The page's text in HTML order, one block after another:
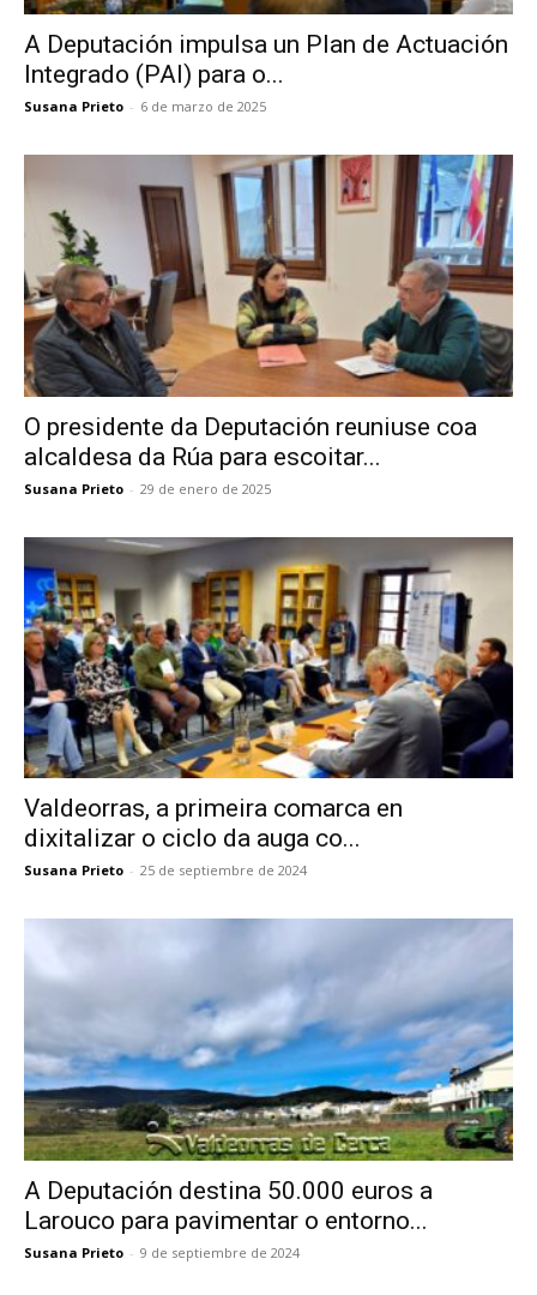
A Deputación impulsa un Plan de Actuación
Integrado (PAI) para o...
Susana Prieto - 6 de marzo de 2025
O presidente da Deputación reuniuse coa
alcaldesa da Rúa para escoitar...
Susana Prieto - 29 de enero de 2025
Valdeorras, a primeira comarca en
dixitalizar o ciclo da auga co...
Susana Prieto - 25 de septiembre de 2024
A Deputación destina 50.000 euros a
Larouco para pavimentar o entorno...
Susana Prieto - 9 de septiembre de 2024